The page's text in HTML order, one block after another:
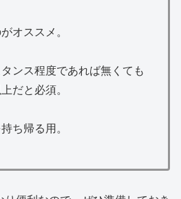
オススメ。
ンス程度であれば無くても
だと必須。
ち帰る用。